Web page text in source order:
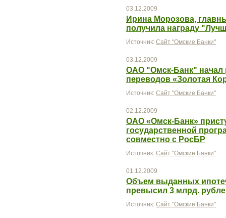
03.12.2009
Ирина Морозова,
получила награду
Источник: Сайт "Омские Банки"
03.12.2009
ОАО "Омск-Банк" начал
переводов «Золотая
Источник: Сайт "Омские Банки"
02.12.2009
ОАО «Омск-Банк»
государственной
совместно с РосБР
Источник: Сайт "Омские Банки"
01.12.2009
Объем выданных
превысил 3 млрд.
Источник: Сайт "Омские Банки"